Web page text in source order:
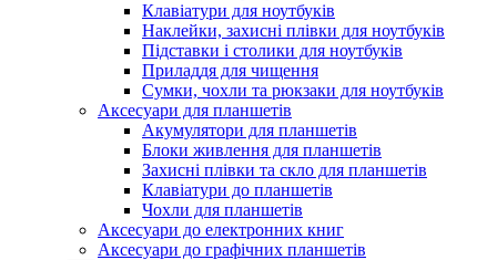
Клавіатури для ноутбуків
Наклейки, захисні плівки для ноутбуків
Підставки і столики для ноутбуків
Приладдя для чищення
Сумки, чохли та рюкзаки для ноутбуків
Аксесуари для планшетів
Акумулятори для планшетів
Блоки живлення для планшетів
Захисні плівки та скло для планшетів
Клавіатури до планшетів
Чохли для планшетів
Аксесуари до електронних книг
Аксесуари дo графічних планшетів